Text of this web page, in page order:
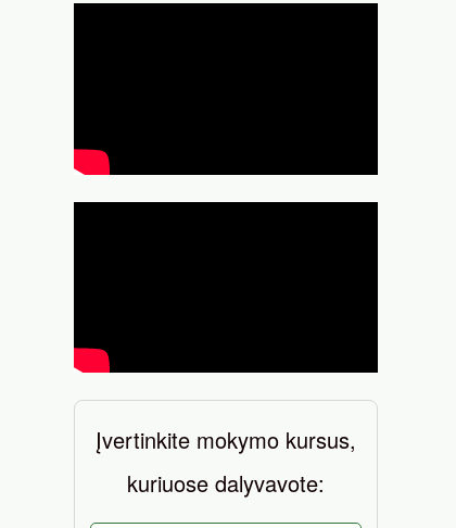
Įvertinkite mokymo kursus,
kuriuose dalyvavote: